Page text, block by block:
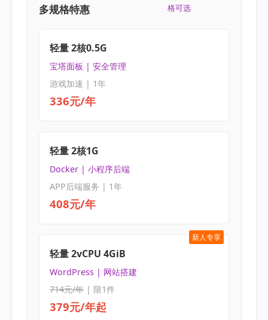
多规格特惠
格可选
轻量 2核0.5G
宝塔面板 | 安全管理
游戏加速 | 1年
336元/年
轻量 2核1G
Docker | 小程序后端
APP后端服务 | 1年
408元/年
新人专享
轻量 2vCPU 4GiB
WordPress | 网站搭建
714元/年| 限1件
379元/年起